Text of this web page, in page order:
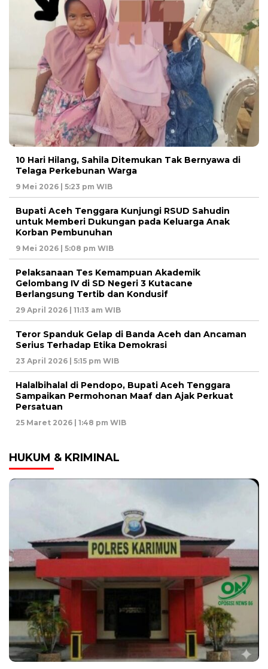
10 Hari Hilang, Sahila Ditemukan Tak Bernyawa di
Telaga Perkebunan Warga
9 Mei 2026 | 5:23 pm WIB
Bupati Aceh Tenggara Kunjungi RSUD Sahudin
untuk Memberi Dukungan pada Keluarga Anak
Korban Pembunuhan
9 Mei 2026 | 5:08 pm WIB
Pelaksanaan Tes Kemampuan Akademik
Gelombang IV di SD Negeri 3 Kutacane
Berlangsung Tertib dan Kondusif
29 April 2026 | 11:13 am WIB
Teror Spanduk Gelap di Banda Aceh dan Ancaman
Serius Terhadap Etika Demokrasi
23 April 2026 | 5:15 pm WIB
Halalbihalal di Pendopo, Bupati Aceh Tenggara
Sampaikan Permohonan Maaf dan Ajak Perkuat
Persatuan
25 Maret 2026 | 1:48 pm WIB
HUKUM & KRIMINAL